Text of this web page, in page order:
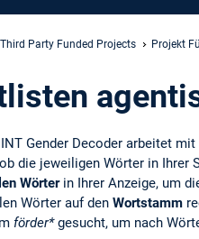
Third Party Funded Projects Projekt
Gender Decoder arbeitet
die jeweiligen Wörter in Ihrer
Wörterin Ihrer Anzeige, um
Wörter auf den Wortstamm
förder*gesucht, um nach